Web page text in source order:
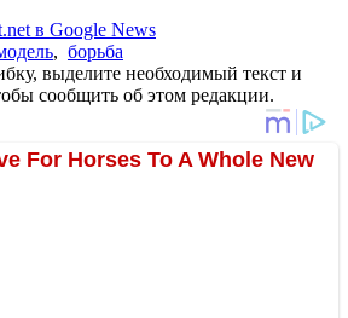
в Google News
, борьба
выделите необходимый текст и
сообщить об этом редакции.